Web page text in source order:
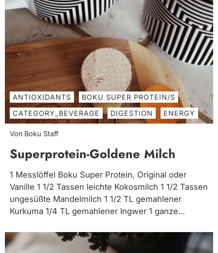
ANTIOXIDANTS
BOKU SUPER PROTEIN/S
CATEGORY_BEVERAGE
DIGESTION ENERGY
Von Boku Staff
Superprotein-Goldene Milch
1 Messlöffel Boku Super Protein, Original oder
Vanille 1 1/2 Tassen leichte Kokosmilch 1 1/2 Tassen
ungesüßte Mandelmilch 1 1/2 TL gemahlener
Kurkuma 1/4 TL gemahlener Ingwer 1 ganze
Kokosöl 1 Prise gemahlener schwarzer Pfeffer 1 EL
Süßungsmittel Ihrer Wahl (z. B....